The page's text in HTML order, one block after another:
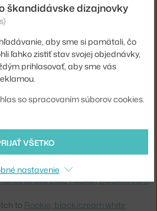
podrúčok
šedá
poťah, polyamid
s kolieskami
židle Rookie, black/cream
to Rookie, black/cream white
škandidávske dizajnovky
aby sme si pamätali, čo
ľahko zistiť stav svojej objednávky,
prihlasovať, aby sme vás
so spracovaním súborov cookies.
VŠETKO
nastavenie